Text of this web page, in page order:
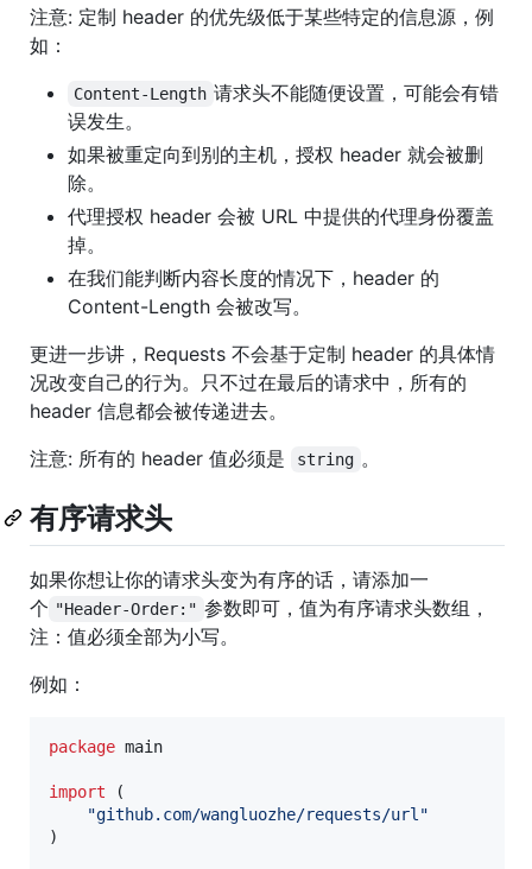
注意: 定制 header 的优先级低于某些特定的信息源，例
如：
Content-Length 请求头不能随便设置，可能会有错
误发生。
如果被重定向到别的主机，授权 header 就会被删
除。
代理授权 header 会被 URL 中提供的代理身份覆盖
掉。
在我们能判断内容长度的情况下，header 的
Content-Length 会被改写。
更进一步讲，Requests 不会基于定制 header 的具体情
况改变自己的行为。只不过在最后的请求中，所有的
header 信息都会被传递进去。
注意: 所有的 header 值必须是
string 。
有序请求头
如果你想让你的请求头变为有序的话，请添加一
个 "Header-Order:" 参数即可，值为有序请求头数组，
注：值必须全部为小写。
例如：
package main
import (
"github.com/wangluozhe/requests/url"
)